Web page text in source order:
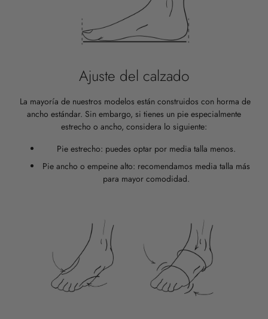
Ajuste del calzado
La mayoría de nuestros modelos están construidos con horma de
ancho estándar. Sin embargo, si tienes un pie especialmente
estrecho o ancho, considera lo siguiente:
Pie estrecho: puedes optar por media talla menos.
Pie ancho o empeine alto: recomendamos media talla más
para mayor comodidad.